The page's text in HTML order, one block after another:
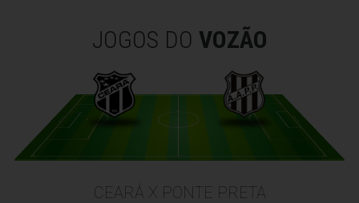
JOGOS DO VOZÃO
CEARÁ X PONTE PRETA